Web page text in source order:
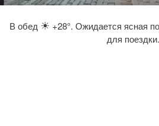
В обед ☀ +28°. Ожидается ясная
для поездки.